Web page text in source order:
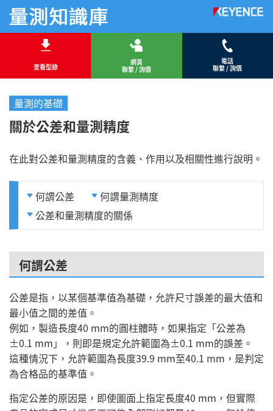
查看型錄
網頁
聯繫 / 詢價
電話
聯繫 / 詢價
量測的基礎
關於公差和量測精度
在此對公差和量測精度的含義、作用以及相關性進行說明。
何謂公差
何謂量測精度
公差和量測精度的關係
何謂公差
公差是指，以某個基準值為基礎，允許尺寸誤差的最大值和
最小值之間的差值。
例如，製造長度40 mm的圓柱體時，如果指定「公差為
±0.1 mm」，則即是規定允許範圍為±0.1 mm的誤差。
這種情況下，允許範圍為長度39.9 mm至40.1 mm，是判定
為合格品的基準值。
指定公差的原因是，即使圖面上指定長度40 mm，但實際